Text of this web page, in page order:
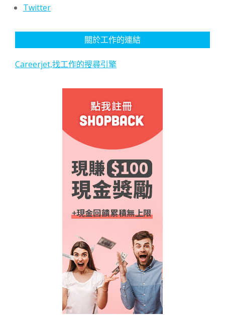
Twitter
關於工作的連結
Careerjet,找工作的搜尋引擎